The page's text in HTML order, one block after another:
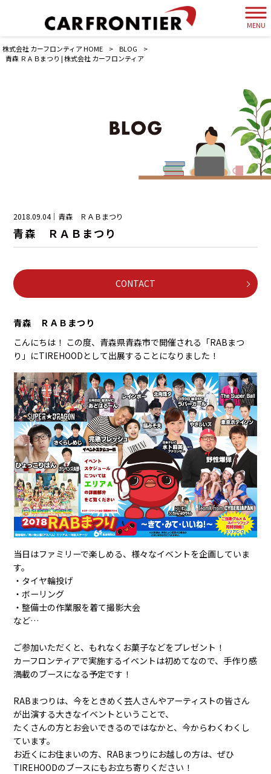
MENU
株式会社 カーフロンティア HOME > BLOG
>
青森 ＲＡＢまつり | 株式会社 カーフロンティア
2018.09.04｜青森 ＲＡＢまつり
青森 ＲＡＢまつり
CONTACT
青森 ＲＡＢまつり
こんにちは！ この度、青森県青森市で開催される「RABまつ
り」にTIREHOODとして出展することになりました！
当日はファミリーで楽しめる、様々なイベントを企画していま
す。
・タイヤ輪投げ
・ボーリング
・整備士の作業服を着て撮影大会
など…
ご参加いただくと、もれなくお菓子などをプレゼント！
カーフロンティアで実施するイベントは初めてなので、手作り感
満載のブースになる予定です！
RABまつりは、今をときめく芸人さんやアーティストの皆さん
が出演する大きなイベントということで、
たくさんの方とお会いできるのではなかと、今からわくわくし
ています。
お近くにお住まいの方、RABまつりにお越しの方は、ぜひ
TIREHOODのブースにもお立ち寄りください！